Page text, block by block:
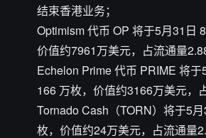
结束香港业务；
Optimism 代币 OP 将于5月31日
价值约7961万美元，占流通量
Echelon Prime 代币 PRIME 将
166 万枚，价值约3166万美元，
Tornado Cash（TORN）将于5
枚，价值约24万美元，占流通量